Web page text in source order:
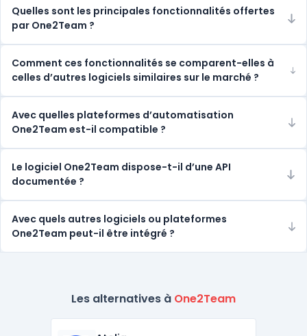
Quelles sont les principales fonctionnalités offertes
par One2Team ?
Comment ces fonctionnalités se comparent-elles à
celles d’autres logiciels similaires sur le marché ?
Avec quelles plateformes d’automatisation
One2Team est-il compatible ?
Le logiciel One2Team dispose-t-il d’une API
documentée ?
Avec quels autres logiciels ou plateformes
One2Team peut-il être intégré ?
Les alternatives à One2Team